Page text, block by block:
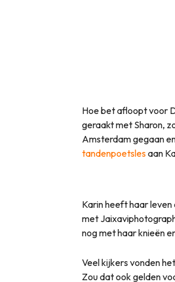
Hoe bet afloopt voor
geraakt met Sharon,
Amsterdam gegaan
tandenpoetslesaan
Karin heeft haar leven
met
nog met haar knieën
Veel kijkers vonden
Zou dat ook gelden